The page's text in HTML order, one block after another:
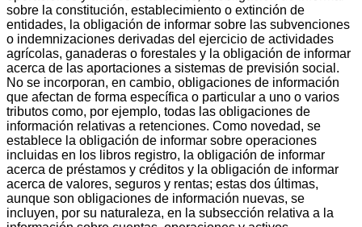
sobre la constitución, establecimiento o extinción de
entidades, la obligación de informar sobre las subvenciones
o indemnizaciones derivadas del ejercicio de actividades
agrícolas, ganaderas o forestales y la obligación de informar
acerca de las aportaciones a sistemas de previsión social.
No se incorporan, en cambio, obligaciones de información
que afectan de forma específica o particular a uno o varios
tributos como, por ejemplo, todas las obligaciones de
información relativas a retenciones. Como novedad, se
establece la obligación de informar sobre operaciones
incluidas en los libros registro, la obligación de informar
acerca de préstamos y créditos y la obligación de informar
acerca de valores, seguros y rentas; estas dos últimas,
aunque son obligaciones de información nuevas, se
incluyen, por su naturaleza, en la subsección relativa a la